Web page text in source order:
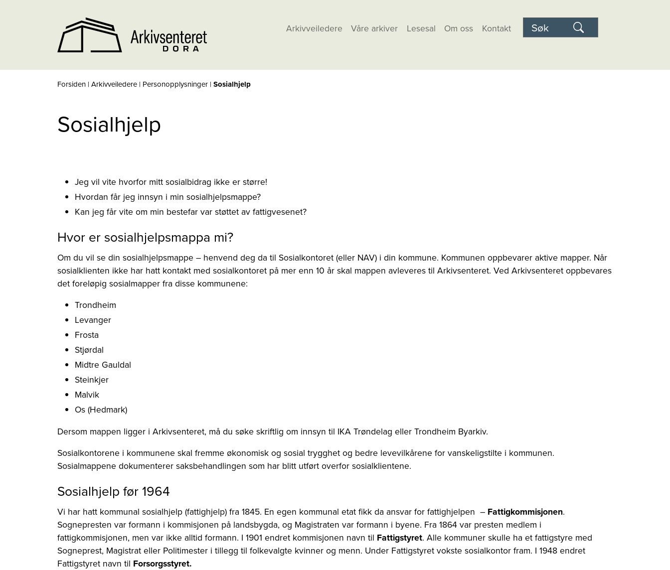
Arkivveiledere Våre arkiver Lesesal Om oss Kontakt
Forsiden |Arkivveiledere | Personopplysninger |Sosialhjelp
Sosialhjelp
Jeg vil vite hvorfor mitt sosialbidrag ikke er større!
Hvordan får jeg innsyn i min sosialhjelpsmappe?
Kan jeg får vite om min bestefar var støttet av fattigvesenet?
Hvor er sosialhjelpsmappa mi?
Om du vil se din sosialhjelpsmappe – henvend deg da til Sosialkontoret (eller NAV) i din kommune. Kommunen oppbevarer aktive mapper. Når
sosialklienten ikke har hatt kontakt med sosialkontoret på mer enn 10 år skal mappen avleveres til Arkivsenteret. Ved Arkivsenteret oppbevares
det foreløpig sosialmapper fra disse kommunene:
Trondheim
Levanger
Frosta
Stjørdal
Midtre Gauldal
Steinkjer
Malvik
Os (Hedmark)
Dersom mappen ligger i Arkivsenteret, må du søke skriftlig om innsyn til IKA Trøndelag eller Trondheim Byarkiv.
Sosialkontorene i kommunene skal fremme økonomisk og sosial trygghet og bedre levevilkårene for vanskeligstilte i kommunen.
Sosialmappene dokumenterer saksbehandlingen som har blitt utført overfor sosialklientene.
Sosialhjelp før 1964
Vi har hatt kommunal sosialhjelp (fattighjelp) fra 1845. En egen kommunal etat fikk da ansvar for fattighjelpen – Fattigkommisjonen.
Sognepresten var formann i kommisjonen på landsbygda, og Magistraten var formann i byene. Fra 1864 var presten medlem i
fattigkommisjonen, men var ikke alltid formann. I 1901 endret kommisjonen navn til Fattigstyret. Alle kommuner skulle ha et fattigstyre med
Sogneprest, Magistrat eller Politimester i tillegg til folkevalgte kvinner og menn. Under Fattigstyret vokste sosialkontor fram. I 1948 endret
Fattigstyret navn til Forsorgsstyret.